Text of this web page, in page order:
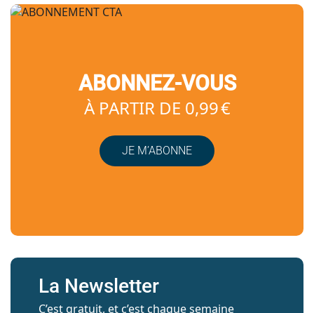
ABONNEZ-VOUS
À PARTIR DE 0,99 €
JE M’ABONNE
La Newsletter
C’est gratuit, et c’est chaque semaine